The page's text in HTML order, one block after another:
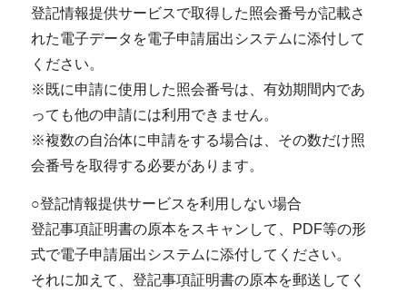
登記情報提供サービスで取得した照会番号が記載さ
れた電子データを電子申請届出システムに添付して
ください。
※既に申請に使用した照会番号は、有効期間内であ
っても他の申請には利用できません。
※複数の自治体に申請をする場合は、その数だけ照
会番号を取得する必要があります。
○登記情報提供サービスを利用しない場合
登記事項証明書の原本をスキャンして、PDF等の形
式で電子申請届出システムに添付してください。
それに加えて、登記事項証明書の原本を郵送してく